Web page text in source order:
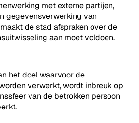
met externe partijen,
gegevensverwerking van
de stad afspraken over de
aan moet voldoen.
het doel waarvoor de
verwerkt, wordt inbreuk op
van de betrokken persoon